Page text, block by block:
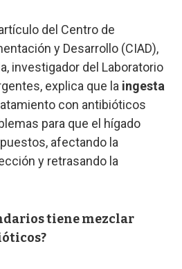
del Centro de
y Desarrollo (CIAD),
investigador del Laboratorio
explica que la ingesta
con antibióticos
para que el hígado
afectando la
y retrasando la
tiene mezclar